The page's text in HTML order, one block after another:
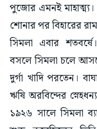
পুজোর এমনই
শোনার পর বিহারের
সিমলা এবার
বসলে সিমলা চলে
দুর্গা খাদি পরতেন।
ঋষি অরবিন্দের
১৯২৬ সালে সিমলা